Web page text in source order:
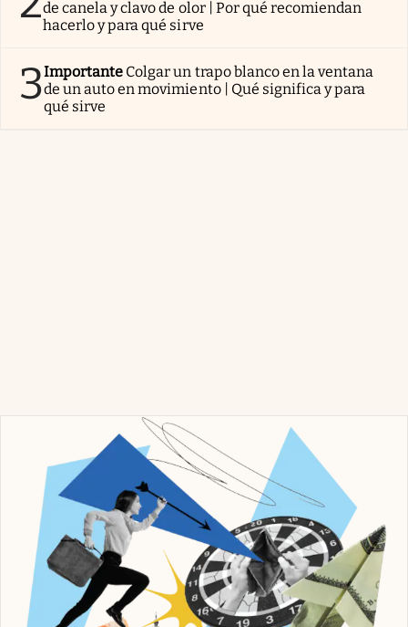
de canela y clavo de olor | Por qué recomiendan
hacerlo y para qué sirve
3Importante Colgar un trapo blanco en la ventana
de un auto en movimiento | Qué significa y para
qué sirve